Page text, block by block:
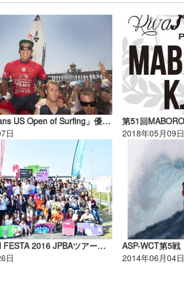
【速報】「Vans US Open of Surfing」優勝はカノア五十嵐!!
日
2018年05月09日
SURF TOWN FESTA 2016 JPBAツアー第1戦『KPS PRO ISUMI』が開催された
日
2014年06月04日